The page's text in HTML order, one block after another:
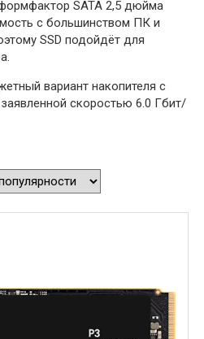
SATA 2,5 дюйма
с большинством ПК и
SSD подойдёт для
вариант накопителя с
скоростью 6.0 Гбит/